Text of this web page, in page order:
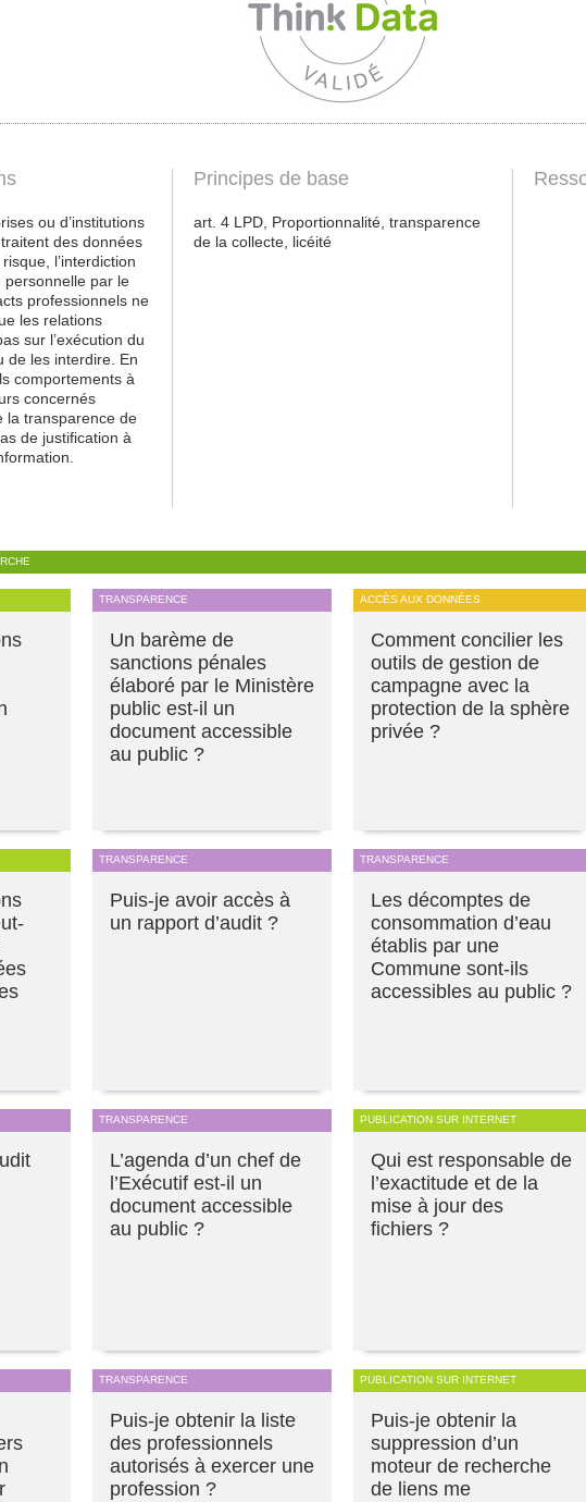
ou d’institutions
des données
l’interdiction
par le
professionnels ne
les relations
sur l’exécution du
de les interdire. En
comportements à
concernés
la transparence de
de justification à
Principes de base
art. 4 LPD, Proportionnalité, transparence
de la collecte, licéité
TRANSPARENCE
Un barème de
sanctions pénales
élaboré par le Ministère
public est-il un
document accessible
au public ?
ACCÈS AUX DONNÉES
Comment concilier les
outils de gestion de
campagne avec la
protection de la sphère
privée ?
TRANSPARENCE
Puis-je avoir accès à
un rapport d’audit ?
TRANSPARENCE
Les décomptes de
consommation d’eau
établis par une
Commune sont-ils
accessibles au public ?
TRANSPARENCE
L’agenda d’un chef de
l’Exécutif est-il un
document accessible
au public ?
PUBLICATION SUR INTERNET
Qui est responsable de
l’exactitude et de la
mise à jour des
fichiers ?
TRANSPARENCE
Puis-je obtenir la liste
des professionnels
autorisés à exercer une
profession ?
PUBLICATION SUR INTERNET
Puis-je obtenir la
suppression d’un
moteur de recherche
de liens me